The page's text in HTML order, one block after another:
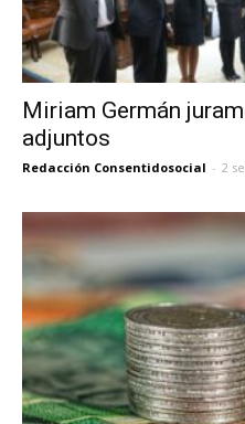
Miriam Germán
adjuntos
Redacción Consentidosocial - 2